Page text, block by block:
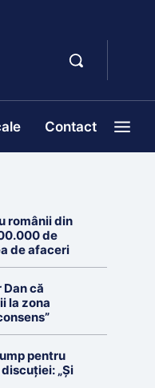
Contact
românii din
de
de afaceri
Dan că
la zona
pentru
„Și